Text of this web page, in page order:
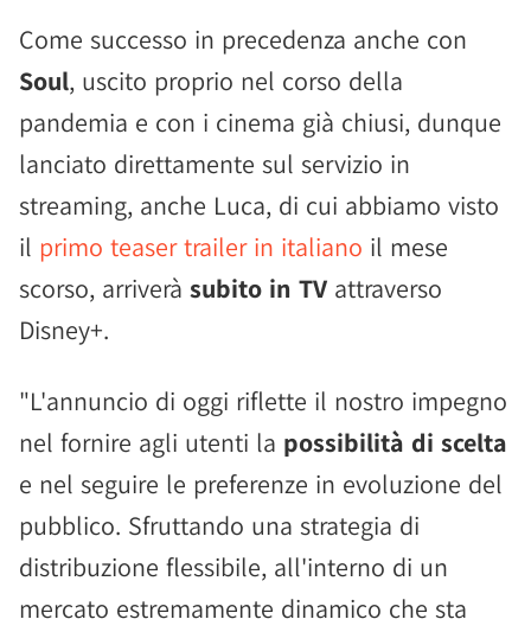
Come successo in precedenza anche con
Soul, uscito proprio nel corso della
pandemia e con i cinema già chiusi, dunque
lanciato direttamente sul servizio in
streaming, anche Luca, di cui abbiamo visto
il primo teaser trailer in italiano il mese
scorso, arriverà subito in TV attraverso
Disney+.
"L'annuncio di oggi riflette il nostro impegno
nel fornire agli utenti la possibilità di scelta
e nel seguire le preferenze in evoluzione del
pubblico. Sfruttando una strategia di
distribuzione flessibile, all'interno di un
mercato estremamente dinamico che sta